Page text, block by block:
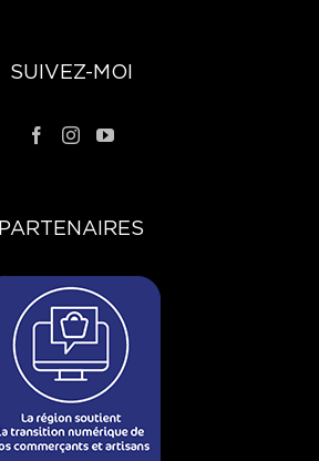
SUIVEZ-MOI
PARTENAIRES